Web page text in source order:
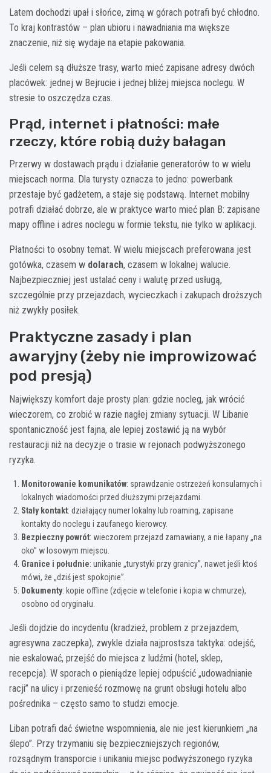
Latem dochodzi upał i słońce, zimą w górach potrafi być chłodno.
To kraj kontrastów – plan ubioru i nawadniania ma większe
znaczenie, niż się wydaje na etapie pakowania.
Jeśli celem są dłuższe trasy, warto mieć zapisane adresy dwóch
placówek: jednej w Bejrucie i jednej bliżej miejsca noclegu. W
stresie to oszczędza czas.
Prąd, internet i płatności: małe
rzeczy, które robią duży bałagan
Przerwy w dostawach prądu i działanie generatorów to w wielu
miejscach norma. Dla turysty oznacza to jedno: powerbank
przestaje być gadżetem, a staje się podstawą. Internet mobilny
potrafi działać dobrze, ale w praktyce warto mieć plan B: zapisane
mapy offline i adres noclegu w formie tekstu, nie tylko w aplikacji.
Płatności to osobny temat. W wielu miejscach preferowana jest
gotówka, czasem w dolarach, czasem w lokalnej walucie.
Najbezpieczniej jest ustalać ceny i walutę przed usługą,
szczególnie przy przejazdach, wycieczkach i zakupach droższych
niż zwykły posiłek.
Praktyczne zasady i plan
awaryjny (żeby nie improwizować
pod presją)
Największy komfort daje prosty plan: gdzie nocleg, jak wrócić
wieczorem, co zrobić w razie nagłej zmiany sytuacji. W Libanie
spontaniczność jest fajna, ale lepiej zostawić ją na wybór
restauracji niż na decyzje o trasie w rejonach podwyższonego
ryzyka.
Monitorowanie komunikatów: sprawdzanie ostrzeżeń konsularnych i
lokalnych wiadomości przed dłuższymi przejazdami.
Stały kontakt: działający numer lokalny lub roaming, zapisane
kontakty do noclegu i zaufanego kierowcy.
Bezpieczny powrót: wieczorem przejazd zamawiany, a nie łapany „na
oko” w losowym miejscu.
Granice i południe: unikanie „turystyki przy granicy”, nawet jeśli ktoś
mówi, że „dziś jest spokojnie”.
Dokumenty: kopie offline (zdjęcie w telefonie i kopia w chmurze),
osobno od oryginału.
Jeśli dojdzie do incydentu (kradzież, problem z przejazdem,
agresywna zaczepka), zwykle działa najprostsza taktyka: odejść,
nie eskalować, przejść do miejsca z ludźmi (hotel, sklep,
recepcja). W sporach o pieniądze lepiej odpuścić „udowadnianie
racji” na ulicy i przenieść rozmowę na grunt obsługi hotelu albo
pośrednika – często samo to studzi emocje.
Liban potrafi dać świetne wspomnienia, ale nie jest kierunkiem „na
ślepo”. Przy trzymaniu się bezpieczniejszych regionów,
rozsądnym transporcie i unikaniu miejsc podwyższonego ryzyka